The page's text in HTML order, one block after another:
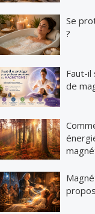
Se
?
Faut-
de